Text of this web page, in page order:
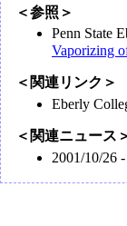
＜参照＞
Penn State
Vaporizing
＜関連リンク＞
Eberly
＜関連ニュース
2001/10/26 -